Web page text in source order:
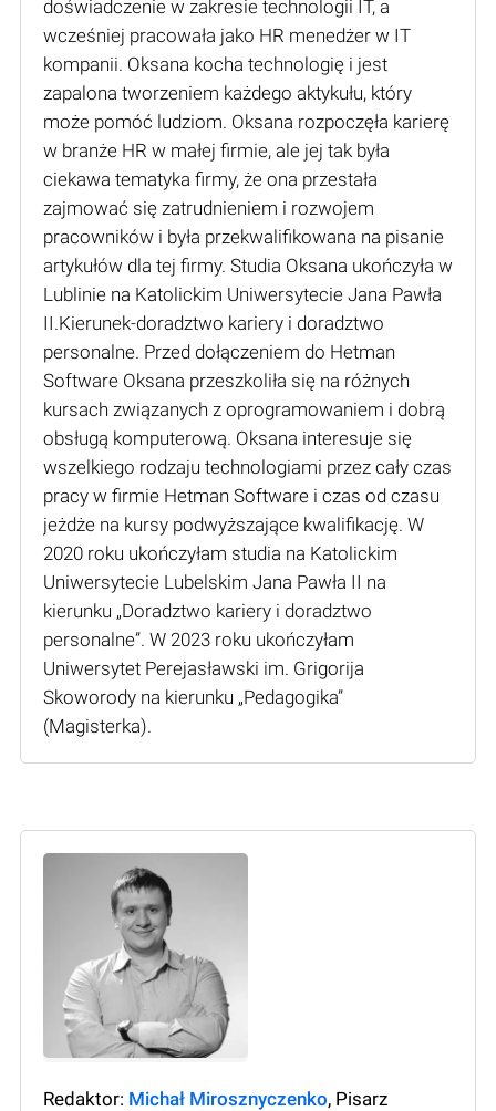
doświadczenie w zakresie technologii IT, a
wcześniej pracowała jako HR menedżer w IT
kompanii. Oksana kocha technologię i jest
zapalona tworzeniem każdego aktykułu, który
może pomóć ludziom. Oksana rozpoczęła karierę
w branże HR w małej firmie, ale jej tak była
ciekawa tematyka firmy, że ona przestała
zajmować się zatrudnieniem i rozwojem
pracowników i była przekwalifikowana na pisanie
artykułów dla tej firmy. Studia Oksana ukończyła w
Lublinie na Katolickim Uniwersytecie Jana Pawła
II.Kierunek-doradztwo kariery i doradztwo
personalne. Przed dołączeniem do Hetman
Software Oksana przeszkoliła się na różnych
kursach związanych z oprogramowaniem i dobrą
obsługą komputerową. Oksana interesuje się
wszelkiego rodzaju technologiami przez cały czas
pracy w firmie Hetman Software i czas od czasu
jeżdże na kursy podwyższające kwalifikację. W
2020 roku ukończyłam studia na Katolickim
Uniwersytecie Lubelskim Jana Pawła II na
kierunku „Doradztwo kariery i doradztwo
personalne”. W 2023 roku ukończyłam
Uniwersytet Perejasławski im. Grigorija
Skoworody na kierunku „Pedagogika”
(Мagisterka).
Redaktor: Michał Mirosznyczenko, Pisarz